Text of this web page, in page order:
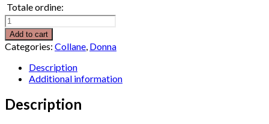
Totale ordine:
Choker
Alyas
quantity
Add to cart
Categories: Collane Donna
Description
Additional information
Description